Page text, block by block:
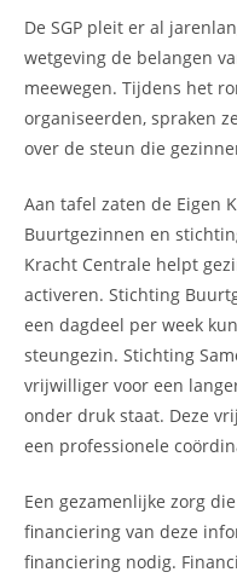
De SGP pleit er al
wetgeving de belangen
meewegen. Tijdens het
organiseerden, spraken
over de steun die
Aan tafel zaten de Eigen
Buurtgezinnen en
Kracht Centrale helpt
activeren. Stichting
een dagdeel per week
steungezin. Stichting
vrijwilliger voor een
onder druk staat. Deze
een professionele
Een gezamenlijke zorg
financiering van deze
financiering nodig.